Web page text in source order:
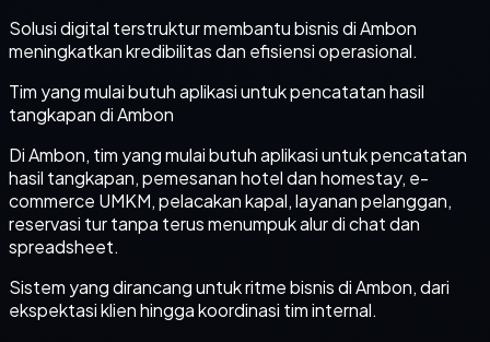
Solusi digital terstruktur membantu bisnis di Ambon
meningkatkan kredibilitas dan efisiensi operasional.
Tim yang mulai butuh aplikasi untuk pencatatan hasil
tangkapan di Ambon
Di Ambon, tim yang mulai butuh aplikasi untuk pencatatan
hasil tangkapan, pemesanan hotel dan homestay, e-
commerce UMKM, pelacakan kapal, layanan pelanggan,
reservasi tur tanpa terus menumpuk alur di chat dan
spreadsheet.
Sistem yang dirancang untuk ritme bisnis di Ambon, dari
ekspektasi klien hingga koordinasi tim internal.